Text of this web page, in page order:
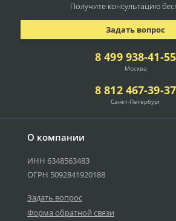
О компании
ИНН 6348563483
ОГРН 5092841920188
Задать вопрос
Форма обратной связи
8 499 938-41-55
Москва
8 812 467-39-37
Санкт-Петербург
Задать вопрос
Получите консультацию